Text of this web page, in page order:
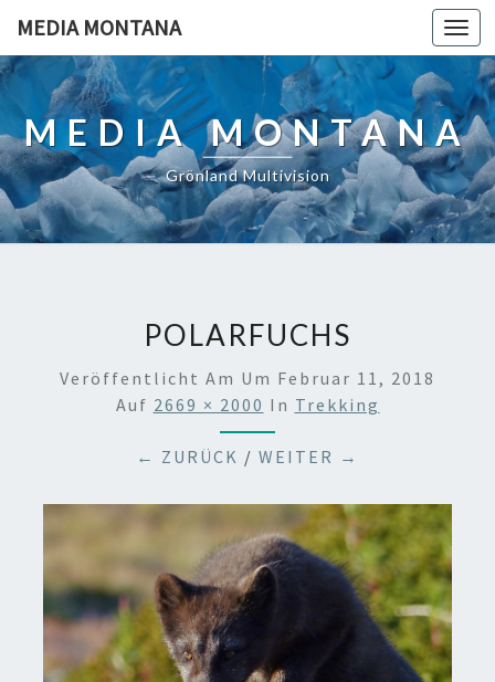
MEDIA MONTANA
MEDIA MONTANA
Grönland Multivision
POLARFUCHS
Veröffentlicht Am Um Februar 11, 2018
Auf 2669 × 2000 In Trekking
← ZURÜCK / WEITER →